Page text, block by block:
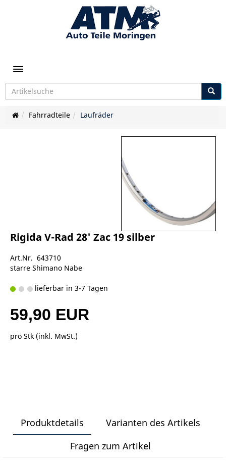
Toggle navigation
Fahrradteile Laufräder
Rigida V-Rad 28' Zac 19 silber
Art.Nr. 643710
starre Shimano Nabe
lieferbar in 3-7 Tagen
59,90 EUR
pro Stk (inkl. MwSt.)
Produktdetails
Varianten des Artikels
Fragen zum Artikel